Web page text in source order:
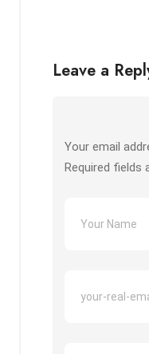
Leave a
Your email
Required fields